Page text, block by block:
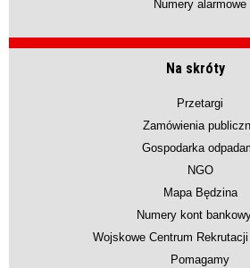
Numery alarmowe
Na skróty
Przetargi
Zamówienia
Gospodarka
NGO
Mapa Będzina
Numery kont
Wojskowe Centrum
Pomagamy